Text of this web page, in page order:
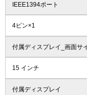
IEEE1394ポート
4ピン×1
付属ディスプレイ_画面サ
15 インチ
付属ディスプレイ